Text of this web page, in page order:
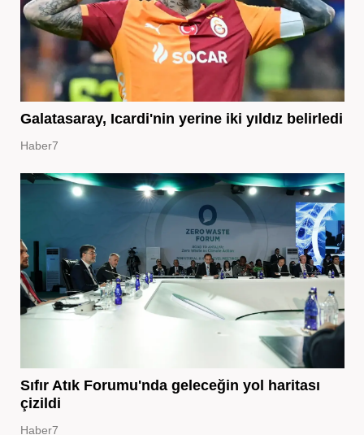
Galatasaray, Icardi'nin yerine iki yıldız belirledi
Haber7
Sıfır Atık Forumu'nda geleceğin yol haritası
çizildi
Haber7